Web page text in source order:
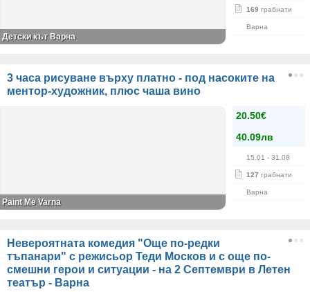
169 грабнати
Варна
Детски кът Варна
3 часа рисуване върху платно - под насоките на
ментор-художник, плюс чаша вино
20.50€
40.09лв
15.01 - 31.08
127 грабнати
Варна
Paint Me Varna
Невероятната комедия "Още по-редки
тъпанари" с режисьор Теди Москов и с още по-
смешни герои и ситуации - на 2 Септември в Летен
театър - Варна